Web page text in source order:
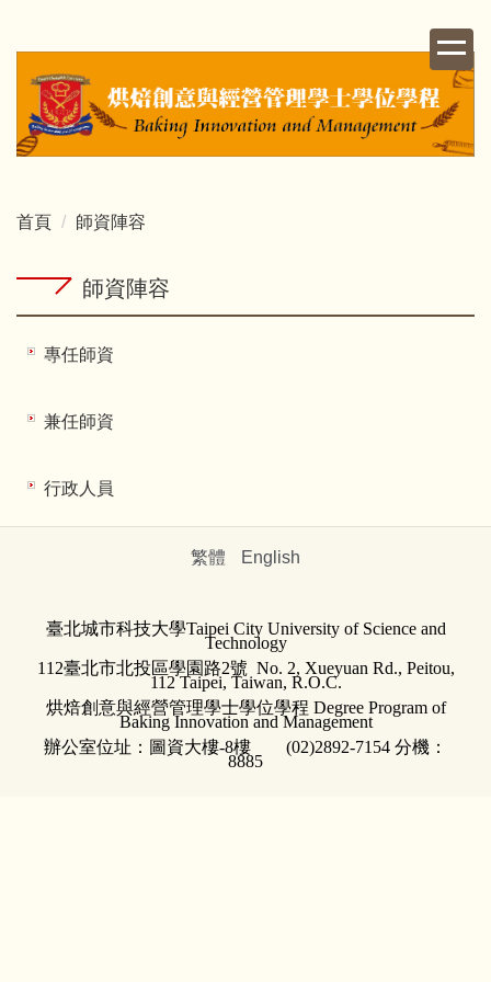
容
首頁 師資陣容
師資陣容
專任師資
兼任師資
行政人員
繁體 English
臺北城市科技大學Taipei City University of Science and
Technology
112臺北市北投區學園路2號 No. 2, Xueyuan Rd., Peitou,
112 Taipei, Taiwan, R.O.C.
烘焙創意與經營管理學士學位學程 Degree Program of
Baking Innovation and Management
辦公室位址： 圖資大樓-8樓 (02)2892-7154 分機：
8885